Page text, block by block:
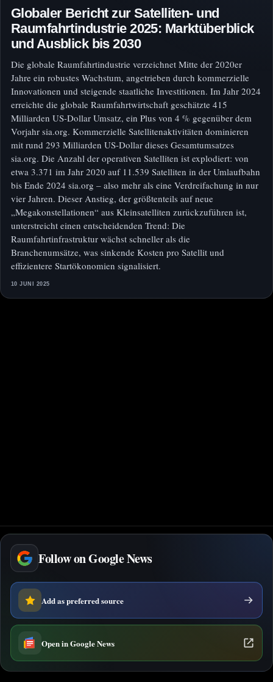
Globaler Bericht zur Satelliten- und
Raumfahrtindustrie 2025: Marktüberblick
und Ausblick bis 2030
Die globale Raumfahrtindustrie verzeichnet Mitte der 2020er
Jahre ein robustes Wachstum, angetrieben durch kommerzielle
Innovationen und steigende staatliche Investitionen. Im Jahr 2024
erreichte die globale Raumfahrtwirtschaft geschätzte 415
Milliarden US-Dollar Umsatz, ein Plus von 4 % gegenüber dem
Vorjahr sia.org. Kommerzielle Satellitenaktivitäten dominieren
mit rund 293 Milliarden US-Dollar dieses Gesamtumsatzes
sia.org. Die Anzahl der operativen Satelliten ist explodiert: von
etwa 3.371 im Jahr 2020 auf 11.539 Satelliten in der Umlaufbahn
bis Ende 2024 sia.org – also mehr als eine Verdreifachung in nur
vier Jahren. Dieser Anstieg, der größtenteils auf neue
„Megakonstellationen“ aus Kleinsatelliten zurückzuführen ist,
unterstreicht einen entscheidenden Trend: Die
Raumfahrtinfrastruktur wächst schneller als die
Branchenumsätze, was sinkende Kosten pro Satellit und
effizientere Startökonomien signalisiert.
10 JUNI 2025
Follow on Google News
Add as preferred source
Open in Google News